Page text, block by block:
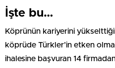
İşte bu…
Köprünün kariyerini
köprüde Türkler’in etken
ihalesine başvuran 14